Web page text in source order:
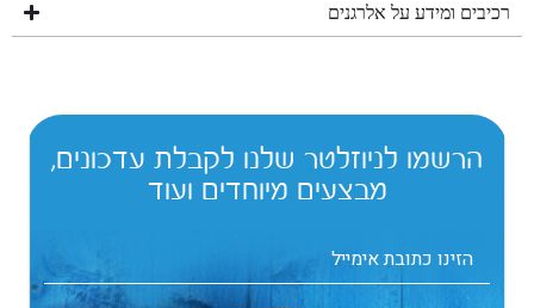
רכיבים ומידע על אלרגנים
הרשמו לניוזלטר שלנו לקבלת עדכונים,
מבצעים מיוחדים ועוד